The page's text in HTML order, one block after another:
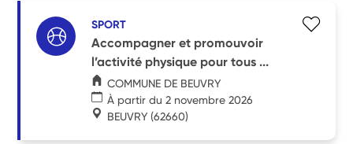
SPORT
Accompagner et promouvoir
l’activité physique pour tous ...
COMMUNE DE BEUVRY
À partir du 2 novembre 2026
BEUVRY (62660)